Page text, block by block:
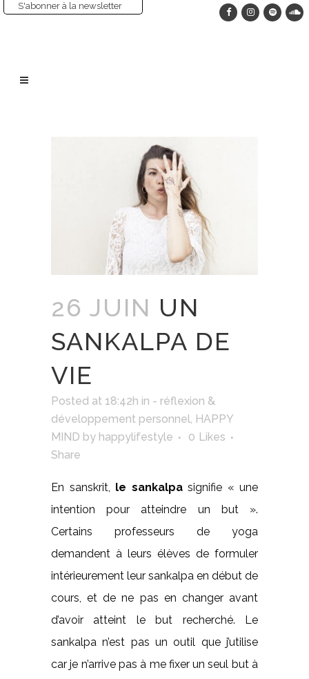
S'abonner à la newsletter
26 JUIN UN
SANKALPA DE
VIE
Posted at 18:42h in - réflexion &
développement personnel, HAPPY
MIND by happylifestyle 0 Likes
Share
En sanskrit, le sankalpasignifie « une
intention pour atteindre un but ».
Certains professeurs de yoga
demandent à leurs élèves de formuler
intérieurement leur sankalpa en début de
cours, et de ne pas en changer avant
d’avoir atteint le but recherché. Le
sankalpa n’est pas un outil que j’utilise
car je n’arrive pas à me fixer un seul but à